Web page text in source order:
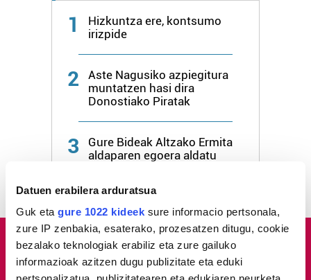
Datuen erabilera arduratsua
Guk eta gure 1022 kideek sure informacio pertsonala,
zure IP zenbakia, esaterako, prozesatzen ditugu, cookie
bezalako teknologiak erabiliz eta zure gailuko
informazioak azitzen dugu publizitate eta eduki
1
Hizkuntza ere, kontsumo
irizpide
2
Aste Nagusiko azpiegitura
muntatzen hasi dira
Donostiako Piratak
3
Gure Bideak Altzako Ermita
aldaparen egoera aldatu